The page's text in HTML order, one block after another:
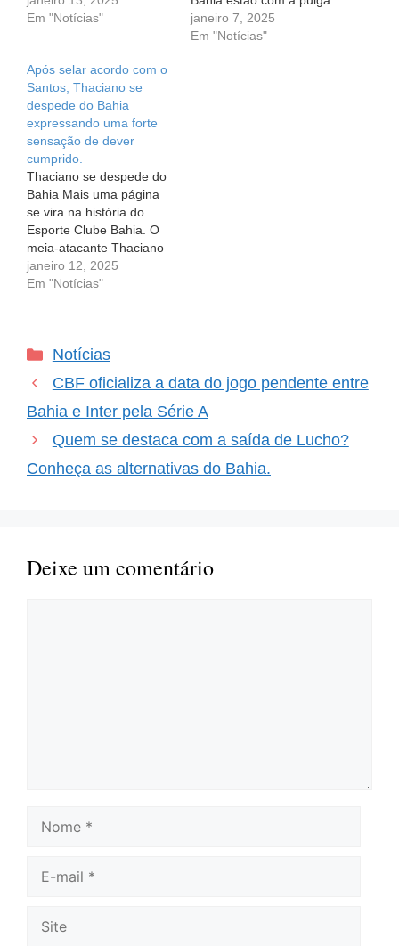
camisa 16, já tem um
oficialmente apresentado
como jogador do Santos,
clube com o qual firmou
um contrato até 2028.
Negócio Fechado…
Em "Notícias"
atrás da orelha. A saída
de Thaciano do clube
janeiro 7, 2025
Em "Notícias"
Após selar acordo com o
Santos, Thaciano se
despede do Bahia
expressando uma forte
sensação de dever
cumprido.
Thaciano se despede do
Bahia Mais uma página
se vira na história do
Esporte Clube Bahia. O
meia-atacante Thaciano
não é mais jogador do
clube e está prestes a
jogador em um post
redes…
janeiro 12, 2025
Em "Notícias"
Categorias
Notícias
CBF oficializa a data do jogo pendente entre
Bahia e Inter pela Série A
Quem se destaca com a saída de Lucho?
Conheça as alternativas do Bahia.
Deixe um comentário
Nome
Site